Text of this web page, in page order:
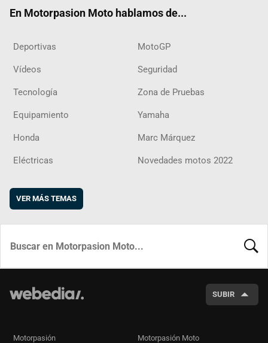
En Motorpasion Moto hablamos de...
Deportivas MotoGP
Vídeos Seguridad
Tecnología Zona de Pruebas
Equipamiento Yamaha
Honda Marc Márquez
Eléctricas Novedades motos 2022
VER MÁS TEMAS
SUBIR
Motorpasión Motorpasión Moto